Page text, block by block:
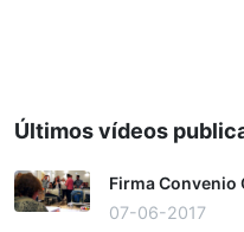
Últimos vídeos
Firma Convenio
07-06-2017